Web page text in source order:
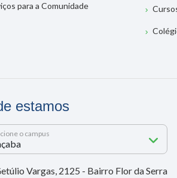
para a Comunidade
estamos
o campus
Vargas, 2125 - Bairro Flor da Serra